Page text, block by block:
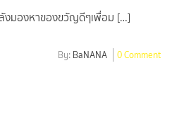
งมองหาของขวัญดีๆเพื่อม […]
By: BaNANA 0 Comment